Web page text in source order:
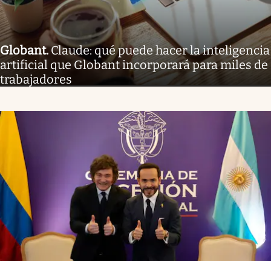
Globant.Claude: qué puede hacer la inteligencia
artificial que Globant incorporará para miles de
trabajadores